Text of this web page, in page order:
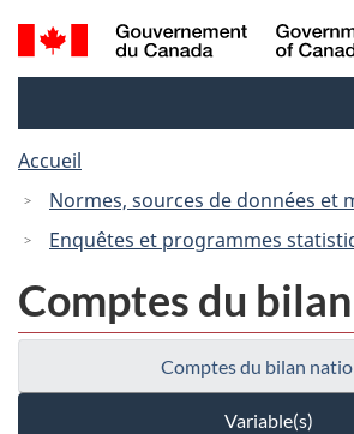
Passer
au
Passer
à
Recherche
et
Accueil
Normes, sources de données et
Enquêtes et programmes
Comptes du
Comptes du bilan
Variable(s)